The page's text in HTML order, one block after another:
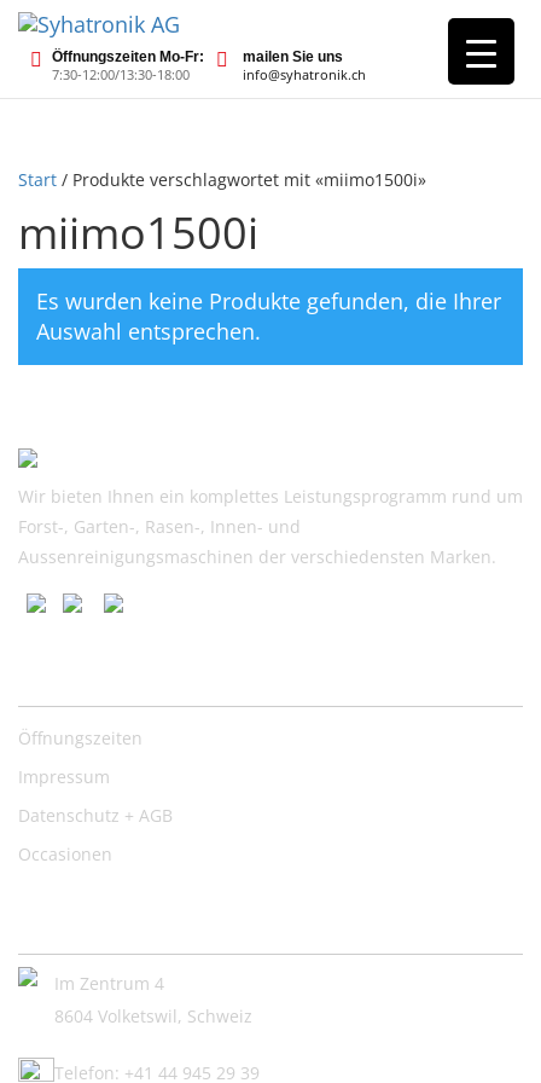
Öffnungszeiten Mo-Fr:
7:30-12:00/13:30-18:00
mailen Sie uns
info@syhatronik.ch
Start / Produkte verschlagwortet mit «miimo1500i»
miimo1500i
Es wurden keine Produkte gefunden, die Ihrer
Auswahl entsprechen.
Wir bieten Ihnen ein komplettes Leistungsprogramm rund um
Forst-, Garten-, Rasen-, Innen- und
Aussenreinigungsmaschinen der verschiedensten Marken.
Öffnungszeiten
Impressum
Datenschutz + AGB
Occasionen
Im Zentrum 4
8604 Volketswil, Schweiz
Telefon: +41 44 945 29 39